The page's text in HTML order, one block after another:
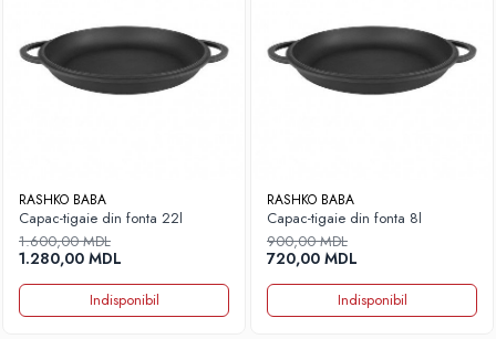
RASHKO BABA
Capac-tigaie din fonta 22l
1.600,00 MDL
1.280,00 MDL
Indisponibil
RASHKO BABA
Capac-tigaie din fonta 8l
900,00 MDL
720,00 MDL
Indisponibil